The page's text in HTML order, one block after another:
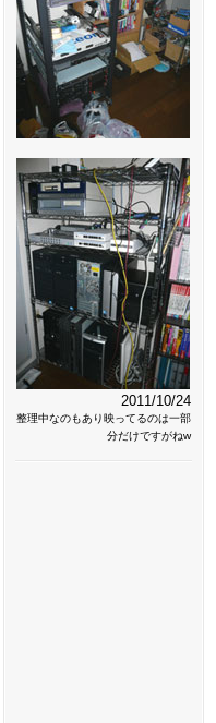
2011/10/24
整理中なのもあり映ってるのは一部
分だけですがねw